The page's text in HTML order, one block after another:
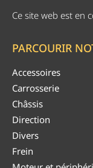
Ce site web est en
PARCOURIR
Accessoires
Carrosserie
Châssis
Direction
Divers
Frein